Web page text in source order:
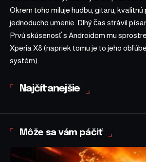
Okrem toho miluje hudbu, gitaru, kvalitnú
jednoducho umenie. Dlhý čas strávil
Prvú skúsenosť s Androidom mu
Xperia X8 (napriek tomu je to jeho
systém).
Najčítanejšie
Môže sa vám páčiť